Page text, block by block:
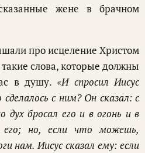
жене в брачном
про исцеление Христом
слова, которые должны
в душу. «И спросил Иисус
с ним? Он сказал: с
бросал его и в огонь и в
его; но, если что можешь,
нам. Иисус сказал ему: если